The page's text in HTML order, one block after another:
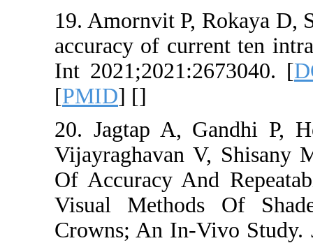
19. Amornvit P,
accuracy of
Int
[PMID
20. Jagtap A,
Vijayraghavan V,
Of Accuracy And
Visual Methods
Crowns; An In-